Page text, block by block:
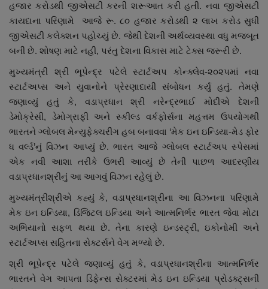
હજાર કરોડથી જીએસટી કરની શરૂઆત કરી હતી. નવા જીએસટી
કાયદાના પરિણામે આજે રૂ. ૮૦ હજાર કરોડથી ૨ લાખ કરોડ સુધી
જીએસટી કલેક્શન પહોચ્યું છે. જેથી દેશની અર્થવ્યવસ્થા વધુ મજબૂત
બની છે. શોષણ માટે નહી, પરંતુ દેશના વિકાસ માટે ટેક્સ જરૂરી છે.
મુખ્યમંત્રી શ્રી ભૂપેન્દ્ર પટેલે સ્ટાર્ટઅપ કોન્ક્લેવ-૨૦૨૫માં નવા
સ્ટાર્ટઅપ્સ અને યુવાનોને પ્રેરણાદાયી સંબોધન કર્યું હતું. તેમણે
જણાવ્યું હતું કે, વડાપ્રધાન શ્રી નરેન્દ્રભાઈ મોદીએ દેશની
ડેમોક્રેસી, ડેમોગ્રાફી અને સ્કીલ્ડ વર્કફોર્સના મહત્તમ ઉપયોગથી
ભારતને ગ્લોબલ મેન્યુફેક્ચરીંગ હબ બનાવવા ‘મેક ઇન ઇન્ડિયા-મેડ ફોર
ધ વર્લ્ડ’નું વિઝન આપ્યું છે. ભારત આજે ગ્લોબલ સ્ટાર્ટઅપ સ્પેસમાં
એક નવી આશા તરીકે ઉભરી આવ્યું છે તેની પાછળ આદરણીય
વડાપ્રધાનશ્રીનું આ આગવું વિઝન રહેલું છે.
મુખ્યમંત્રીશ્રીએ કહ્યું કે, વડાપ્રધાનશ્રીના આ વિઝનના પરિણામે
મેક ઇન ઇન્ડિયા, ડિજિટલ ઇન્ડિયા અને આત્મનિર્ભર ભારત જેવા મોટા
અભિયાનો સફળ થયા છે. તેના કારણે ઇન્ડસ્ટ્રી, ઇકોનોમી અને
સ્ટાર્ટઅપ્સ સહિતના સેક્ટર્સને વેગ મળ્યો છે.
શ્રી ભૂપેન્દ્ર પટેલે જણાવ્યું હતું કે, વડાપ્રધાનશ્રીના આત્મનિર્ભર
ભારતને વેગ આપતા ડિફેન્સ સેક્ટરમાં મેડ ઇન ઇન્ડિયા પ્રોડક્ટ્સની